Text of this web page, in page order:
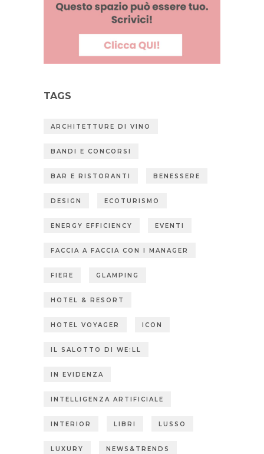
TAGS
ARCHITETTURE DI VINO
BANDI E CONCORSI
BAR E RISTORANTI BENESSERE
DESIGN ECOTURISMO
ENERGY EFFICIENCY EVENTI
FACCIA A FACCIA CON I MANAGER
FIERE GLAMPING
HOTEL & RESORT
HOTEL VOYAGER ICON
IL SALOTTO DI WE:LL
IN EVIDENZA
INTELLIGENZA ARTIFICIALE
INTERIOR LIBRI LUSSO
LUXURY NEWS&TRENDS